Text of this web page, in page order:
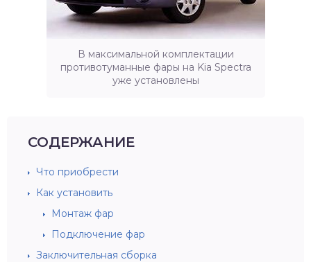
В максимальной комплектации
противотуманные фары на Kia Spectra
уже установлены
СОДЕРЖАНИЕ
Что приобрести
Как установить
Монтаж фар
Подключение фар
Заключительная сборка